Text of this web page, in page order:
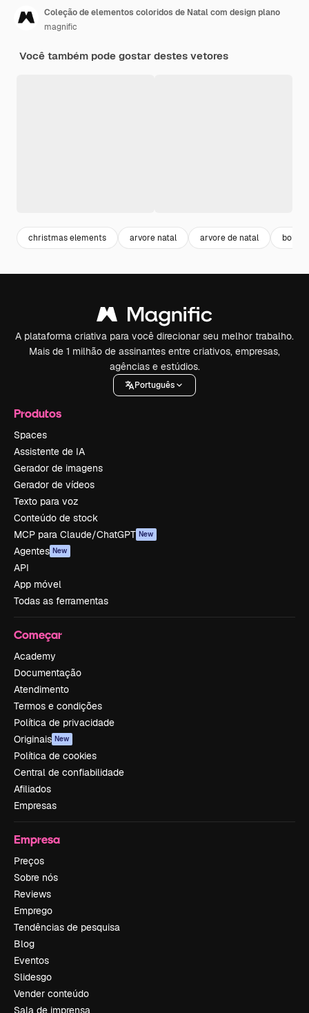
Coleção de elementos coloridos de Natal com design plano
magnific
Você também pode gostar destes vetores
christmas elements arvore natal arvore de natal bola
A plataforma criativa para você direcionar seu melhor trabalho.
Mais de 1 milhão de assinantes entre criativos, empresas,
agências e estúdios.
Português
Produtos
Spaces
Assistente de IA
Gerador de imagens
Gerador de vídeos
Texto para voz
Conteúdo de stock
MCP para Claude/ChatGPT New
Agentes New
API
App móvel
Todas as ferramentas
Começar
Academy
Documentação
Atendimento
Termos e condições
Política de privacidade
Originais New
Política de cookies
Central de confiabilidade
Afiliados
Empresas
Empresa
Preços
Sobre nós
Reviews
Emprego
Tendências de pesquisa
Blog
Eventos
Slidesgo
Vender conteúdo
Sala de imprensa